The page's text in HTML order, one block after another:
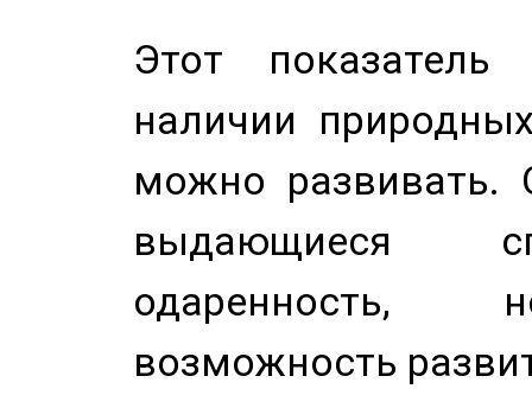
Этот показатель
наличии
можно развивать.
выдающиеся
одаренность,
возможность